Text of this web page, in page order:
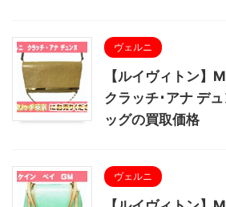
ヴェルニ
【ルイヴィトン】
クラッチ･アナ デ
ッグの買取価格
ヴェルニ